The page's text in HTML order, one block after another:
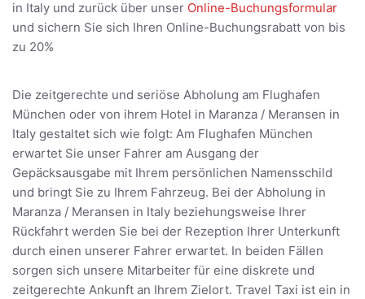
in Italy und zurück über unser Online-Buchungsformular
und sichern Sie sich Ihren Online-Buchungsrabatt von bis
zu 20%
Die zeitgerechte und seriöse Abholung am Flughafen
München oder von ihrem Hotel in Maranza / Meransen in
Italy gestaltet sich wie folgt: Am Flughafen München
erwartet Sie unser Fahrer am Ausgang der
Gepäcksausgabe mit Ihrem persönlichen Namensschild
und bringt Sie zu Ihrem Fahrzeug. Bei der Abholung in
Maranza / Meransen in Italy beziehungsweise Ihrer
Rückfahrt werden Sie bei der Rezeption Ihrer Unterkunft
durch einen unserer Fahrer erwartet. In beiden Fällen
sorgen sich unsere Mitarbeiter für eine diskrete und
zeitgerechte Ankunft an Ihrem Zielort. Travel Taxi ist ein in